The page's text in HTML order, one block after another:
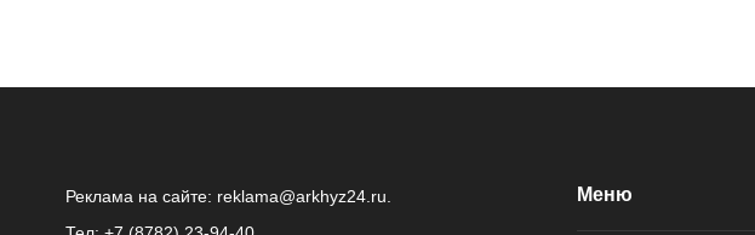
Реклама на сайте: reklama@arkhyz24.ru Меню